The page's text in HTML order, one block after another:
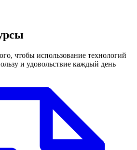
чтобы использование технологий
и удовольствие каждый день